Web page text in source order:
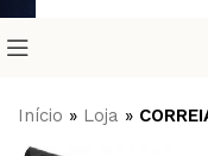
Início » Loja »